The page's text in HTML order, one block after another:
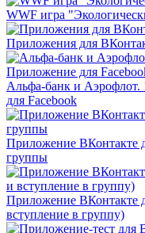
WWF игра
Приложения для
Альфа-банк и
для Facebook
Приложение ВКонтакте
группы
Приложение ВКонтакте
вступление в группу)